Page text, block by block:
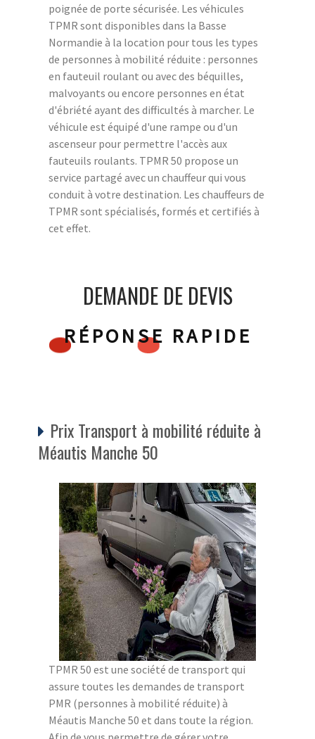
poignée de porte sécurisée. Les véhicules
TPMR sont disponibles dans la Basse
Normandie à la location pour tous les types
de personnes à mobilité réduite : personnes
en fauteuil roulant ou avec des béquilles,
malvoyants ou encore personnes en état
d'ébriété ayant des difficultés à marcher. Le
véhicule est équipé d'une rampe ou d'un
ascenseur pour permettre l'accès aux
fauteuils roulants. TPMR 50 propose un
service partagé avec un chauffeur qui vous
conduit à votre destination. Les chauffeurs de
TPMR sont spécialisés, formés et certifiés à
cet effet.
DEMANDE DE DEVIS
RÉPONSE RAPIDE
Prix Transport à mobilité réduite à
Méautis Manche 50
TPMR 50 est une société de transport qui
assure toutes les demandes de transport
PMR (personnes à mobilité réduite) à
Méautis Manche 50 et dans toute la région.